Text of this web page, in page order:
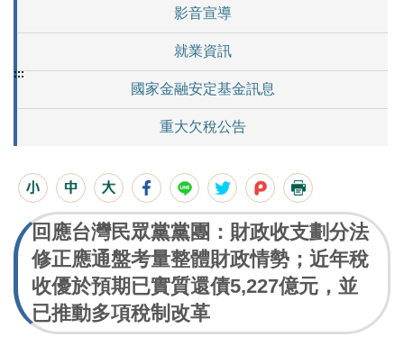
影音宣導
就業資訊
國家金融安定基金訊息
重大欠稅公告
:::
回應台灣民眾黨黨團：財政收支劃分法
修正應通盤考量整體財政情勢；近年稅
收優於預期已實質還債5,227億元，並
已推動多項稅制改革